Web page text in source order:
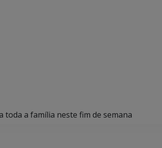
a família neste fim de semana